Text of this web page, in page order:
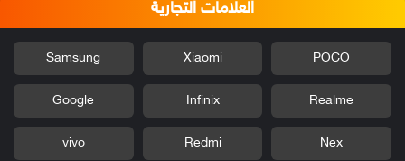
العلامات التجارية
POCO
Xiaomi
Samsung
Realme
Infinix
Google
Nex
Redmi
vivo